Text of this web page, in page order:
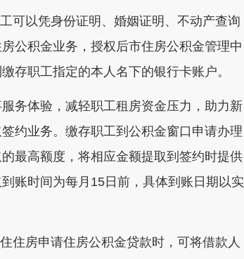
可以凭身份证明、婚姻证明、不动产查询
公积金业务，授权后市住房公积金管理中
存职工指定的本人名下的银行卡账户。
务体验，减轻职工租房资金压力，助力新
约业务。缴存职工到公积金窗口申请办理
最高额度，将相应金额提取到签约时提供
账时间为每月15日前，具体到账日期以实
住房申请住房公积金贷款时，可将借款人